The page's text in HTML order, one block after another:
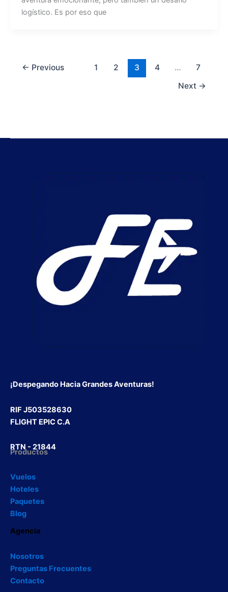
logístico. Es por eso que
← Previous 1 2 3 4 …
7
Next →
¡Despegando Hacia Grandes Aventuras!
RIF J503528630
FLIGHT EPIC C.A
RTN - 21844
Productos
Vuelos
Hoteles
Paquetes
Blog
Agencia
Nosotros
Preguntas Frecuentes
Contacto